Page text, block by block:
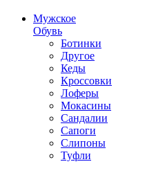
Мужское
Обувь
Ботинки
Другое
Кеды
Кроссовки
Лоферы
Мокасины
Сандалии
Сапоги
Слипоны
Туфли